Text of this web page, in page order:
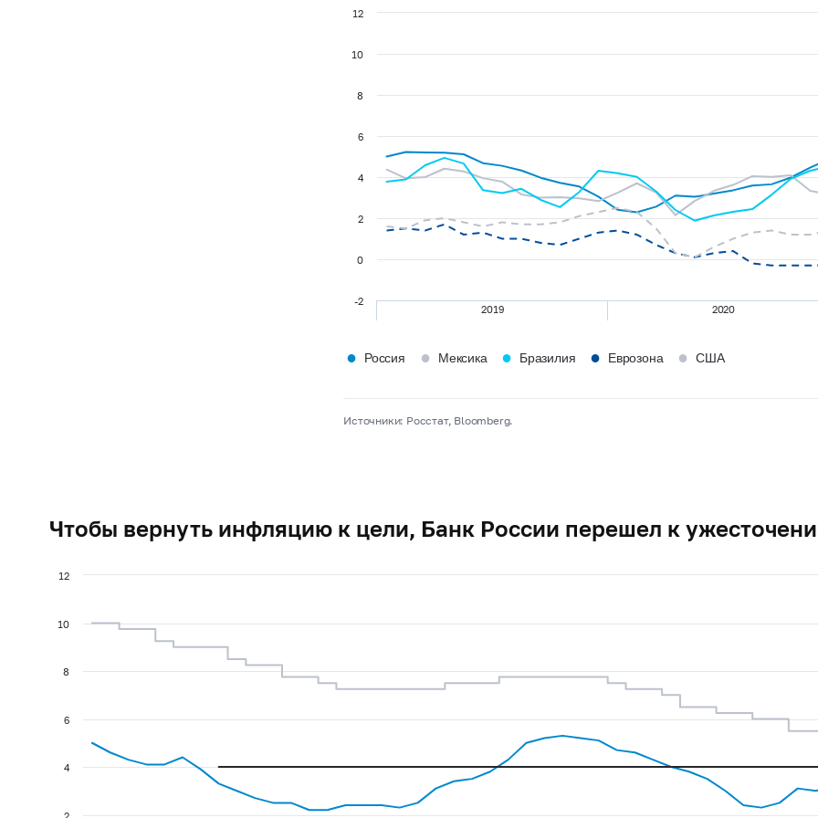
2019 2020
-2
0
2
4
6
8
10
12
● Россия ● Мексика ● Бразилия ● Еврозона ● США
Источники: Росстат, Bloomberg.
Чтобы вернуть инфляцию к цели, Банк России перешел к
2
4
6
8
10
12